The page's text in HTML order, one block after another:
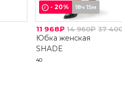
-20% 18ч 15м
11 968₽ 14 960₽ 37 400₽
Юбка женская
SHADE
40